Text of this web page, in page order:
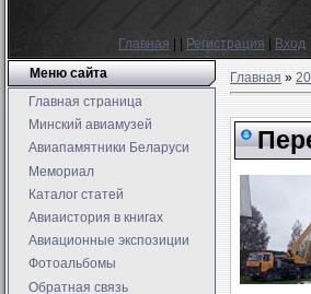
Главная Регистрация
Вход
Меню сайта
Главная страница
Минский авиамузей
Авиапамятники Беларуси
Мемориал
Каталог статей
Авиаистория в книгах
Авиационные экспозиции
Фотоальбомы
Обратная связь
Главная»